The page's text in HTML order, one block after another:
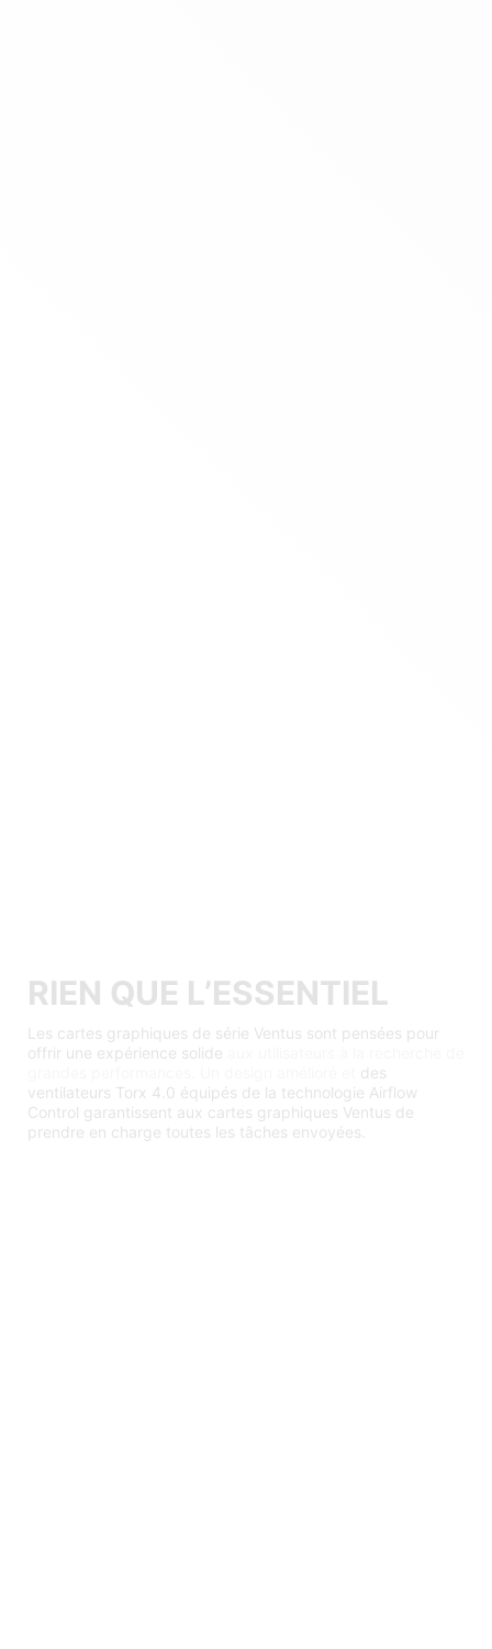
RIEN QUE L’ESSENTIEL
Les cartes graphiques de série Ventus sont pensées pour
offrir une expérience solide
des
ventilateurs Torx 4.0 équipés de la technologie Airflow
Control garantissent aux cartes graphiques Ventus de
prendre en charge toutes les tâches envoyées.